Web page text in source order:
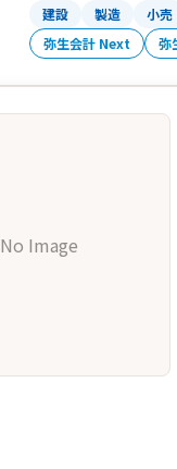
建設 製造 小売
弥生会計 Next 弥
No Image